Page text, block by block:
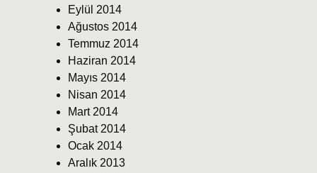
Eylül 2014
Ağustos 2014
Temmuz 2014
Haziran 2014
Mayıs 2014
Nisan 2014
Mart 2014
Şubat 2014
Ocak 2014
Aralık 2013